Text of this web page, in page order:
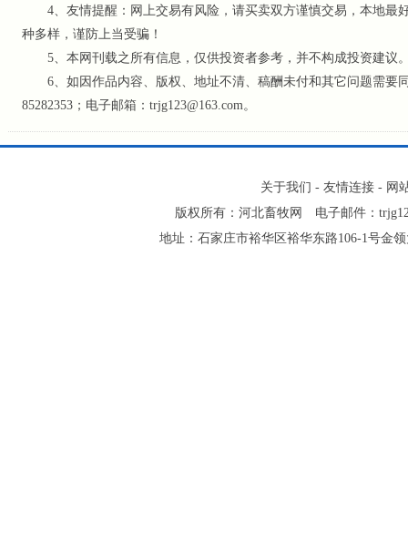
4、友情提醒：网上交易有风险，请买卖双方谨慎交易，本地最
种多样，谨防上当受骗！
5、本网刊载之所有信息，仅供投资者参考 ，并不构成投资建议
6、如因作品内容、版权、地址不清、稿酬未付和其它问题需要
85282353；电子邮箱：trjg123@163.com。
关于我们 - 友情连接 - 网
版权所有：河北畜牧网 电子邮件：
地址：石家庄市裕华区裕华东路106-1号金领